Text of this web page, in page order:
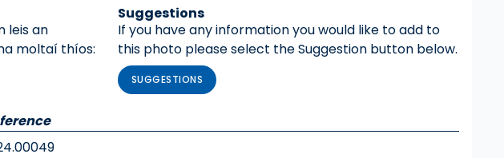
leis an
moltaí thíos:
Suggestions
If you have any information you would like to add to
this photo please select the Suggestion button below.
SUGGESTIONS